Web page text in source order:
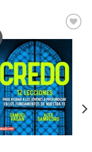
lista de
deseos